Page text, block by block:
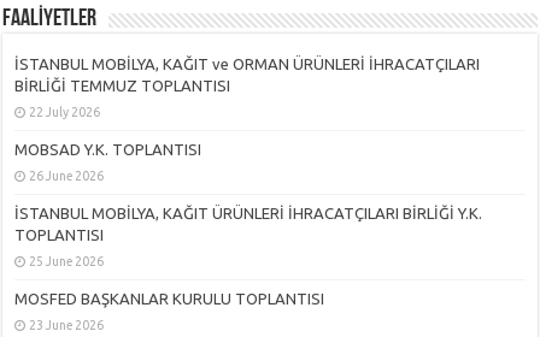
FAALİYETLER
İSTANBUL MOBİLYA, KAĞIT ve ORMAN ÜRÜNLERİ İHRACATÇILARI
BİRLİĞİ TEMMUZ TOPLANTISI
22 July 2026
MOBSAD Y.K. TOPLANTISI
26 June 2026
İSTANBUL MOBİLYA, KAĞIT ÜRÜNLERİ İHRACATÇILARI BİRLİĞİ Y.K.
TOPLANTISI
25 June 2026
MOSFED BAŞKANLAR KURULU TOPLANTISI
23 June 2026